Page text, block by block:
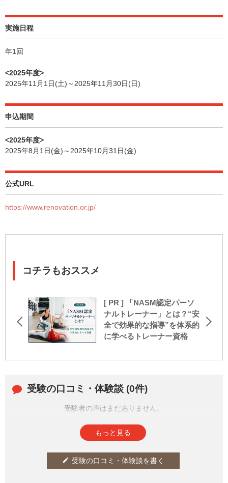
実施日程
年1回
<2025年度>
2025年11月1日(土)～2025年11月30日(日)
申込期間
<2025年度>
2025年8月1日(金)～2025年10月31日(金)
公式URL
https://www.renovation.or.jp/
コチラもおススメ
[ PR ] 「NASM認定パーソ
ナルトレーナー」とは？“安
全で効果的な指導”を体系的
に学べるトレーナー資格
受験の口コミ・体験談 (0件)
受験者の声はまだありません。
もっと見る
edit 受験の口コミ・体験談を書く